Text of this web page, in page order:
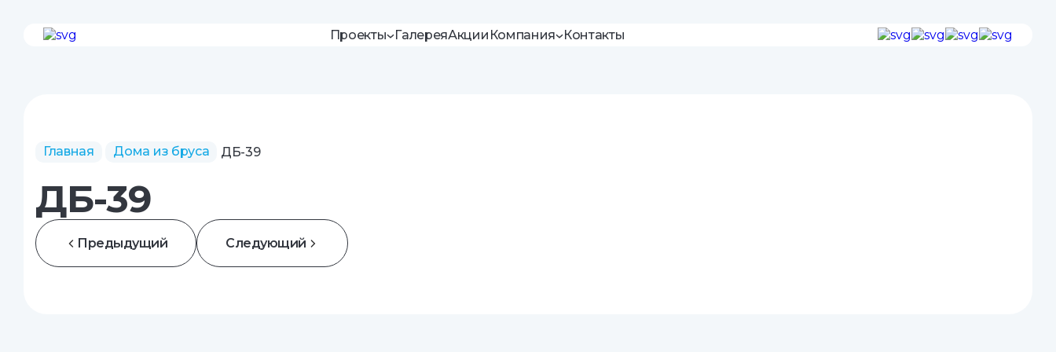
Проекты ГалереяАкции Компания Контакты
Главная Дома из бруса ДБ-39
ДБ-39
Предыдущий Следующий